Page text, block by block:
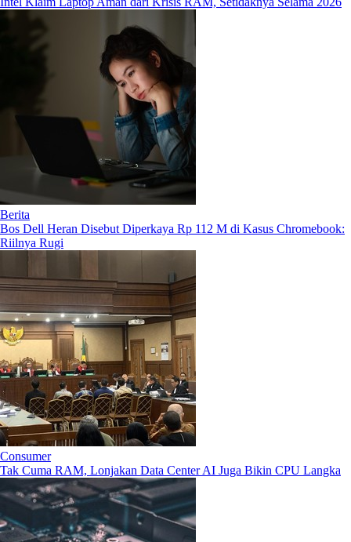
Berita
Bos Dell Heran Disebut Diperkaya Rp 112 M di Kasus Chromebook:
Riilnya Rugi
Consumer
Tak Cuma RAM, Lonjakan Data Center AI Juga Bikin CPU Langka